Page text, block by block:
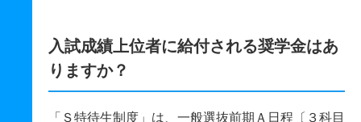
入試成績上位者に給付される奨学金はあ
りますか？
「Ｓ特待生制度」は、一般選抜前期Ａ日程〔３科目